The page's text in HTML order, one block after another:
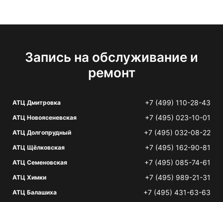
Запись на обслуживание и
ремонт
АТЦ Дмитровка +7 (499) 110-28-43
АТЦ Новоясеневская +7 (495) 023-10-01
АТЦ Долгопрудный +7 (495) 032-08-22
АТЦ Щёлковская +7 (495) 162-90-81
АТЦ Семеновская +7 (495) 085-74-61
АТЦ Химки +7 (495) 989-21-31
АТЦ Балашиха +7 (495) 431-63-63